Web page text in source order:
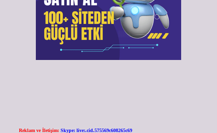
Reklam ve İletişim: Skype: live:.cid.575569c608265c69